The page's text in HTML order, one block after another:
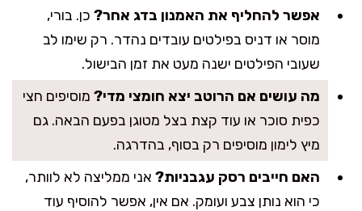
אפשר להחליף את האמנון בדג אחר? כן. בורי,
מוסר או דניס בפילטים עובדים נהדר. רק שימו לב
שעובי הפילטים ישנה מעט את זמן הבישול.
מה עושים אם הרוטב יצא חומצי מדי? מוסיפים חצי
כפית סוכר או עוד קצת בצל מטוגן בפעם הבאה. גם
מיץ לימון מוסיפים רק בסוף, בהדרגה.
האם חייבים רסק עגבניות? אני ממליצה לא לוותר,
כי הוא נותן צבע ועומק. אם אין, אפשר להוסיף עוד